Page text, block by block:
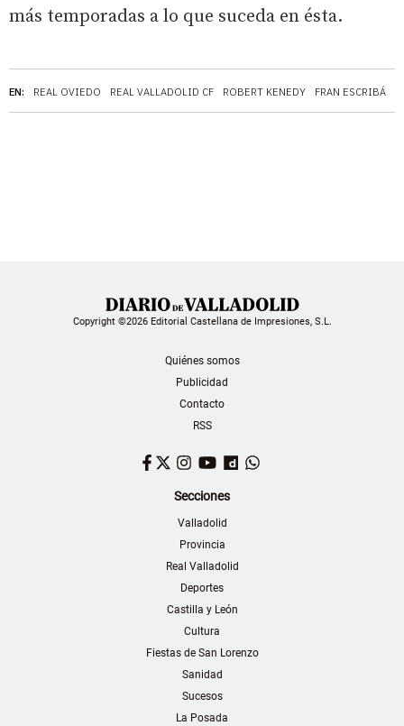
EN: REAL OVIEDO REAL VALLADOLID CF ROBERT KENEDY FRAN ESCRIBÁ
más temporadas a lo que suceda en ésta.
Copyright ©2026 Editorial Castellana de Impresiones, S.L.
Quiénes somos
Publicidad
Contacto
RSS
Facebook
TwitterInstagram
YouTubeDailymotion
Secciones
Valladolid
Provincia
Real Valladolid
Deportes
Castilla y León
Cultura
Fiestas de San Lorenzo
Sanidad
Sucesos
La Posada